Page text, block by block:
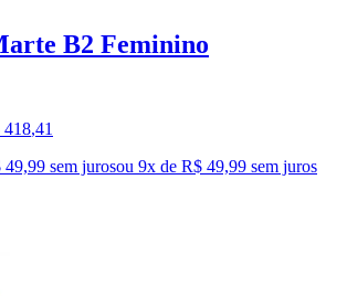
B2 Feminino
418,41
sem jurosou 9x de R$ 49,99 sem juros